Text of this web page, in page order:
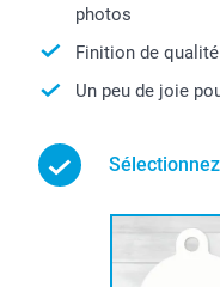
photos
Finition de qualité
Un peu de joie